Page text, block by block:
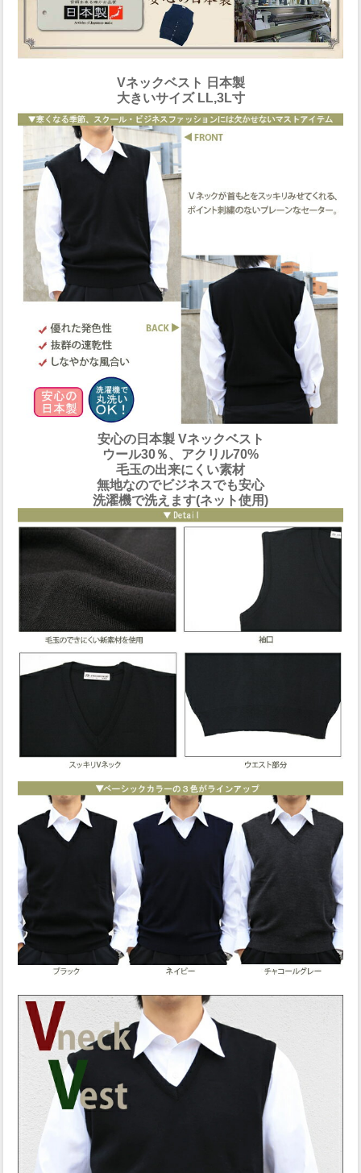
Vネックベスト 日本製
大きいサイズ LL,3L寸
安心の日本製 Vネックベスト
ウール30％、アクリル70%
毛玉の出来にくい素材
無地なのでビジネスでも安心
洗濯機で洗えます(ネット使用)